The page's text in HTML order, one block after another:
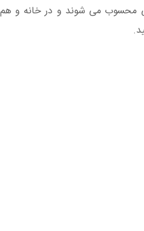
محسوب می شوند و در خانه و